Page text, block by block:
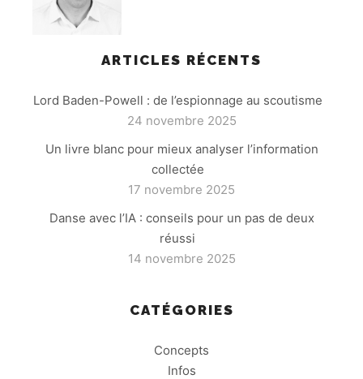
ARTICLES RÉCENTS
Lord Baden-Powell : de l’espionnage au scoutisme
24 novembre 2025
Un livre blanc pour mieux analyser l’information
collectée
17 novembre 2025
Danse avec l’IA : conseils pour un pas de deux
réussi
14 novembre 2025
CATÉGORIES
Concepts
Infos